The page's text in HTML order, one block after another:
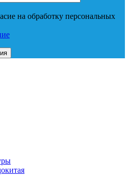
на обработку персональных